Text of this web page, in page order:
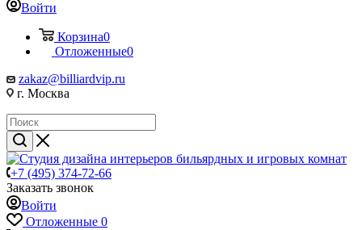
Войти
Корзина0
Отложенные0
zakaz@billiardvip.ru
г. Москва
+7 (495) 374-72-66
Заказать звонок
Войти
Отложенные 0